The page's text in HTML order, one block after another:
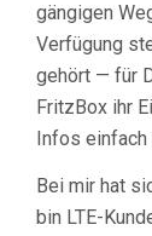
gängigen
Verfügung
gehört — für
FritzBox ihr
Infos einfach
Bei mir hat
bin LTE-